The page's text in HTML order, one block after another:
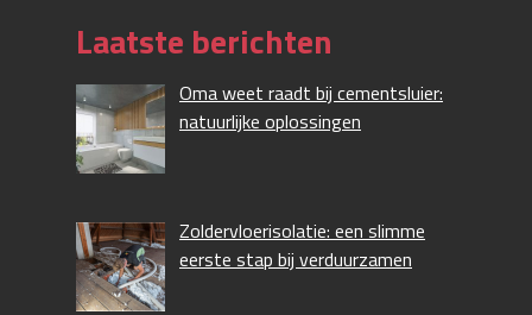
Laatste berichten
Oma weet raadt bij cementsluier:
natuurlijke oplossingen
Zoldervloerisolatie: een slimme
eerste stap bij verduurzamen